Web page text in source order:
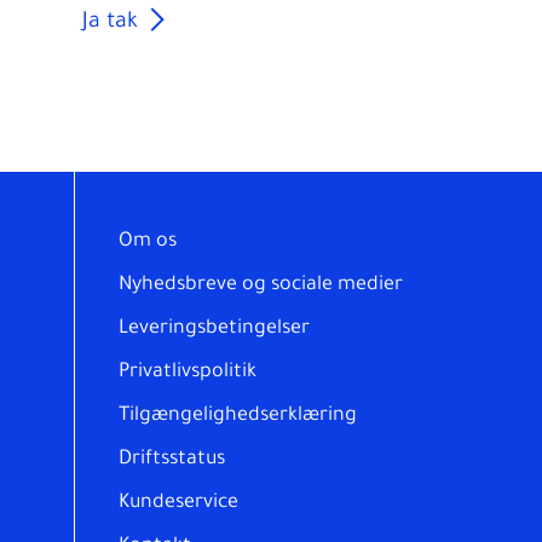
Ja tak
Om os
Nyhedsbreve og sociale medier
Leveringsbetingelser
Privatlivspolitik
Tilgængelighedserklæring
Driftsstatus
Kundeservice